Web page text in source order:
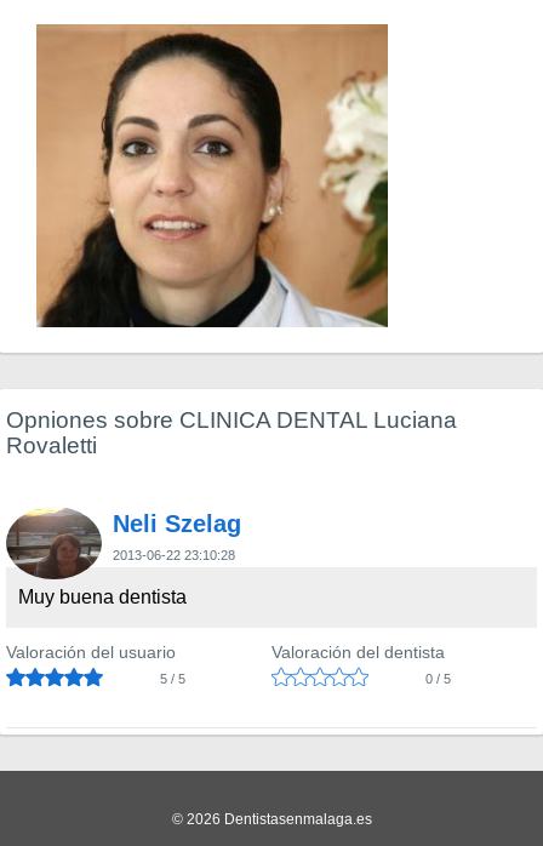
Opniones sobre CLINICA DENTAL Luciana
Rovaletti
Neli Szelag
2013-06-22 23:10:28
Muy buena dentista
Valoración del usuario
5 / 5
Valoración del dentista
0 / 5
© 2026 Dentistasenmalaga.es